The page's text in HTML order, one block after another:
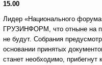
15.00
Лидер «Национального
ГРУЗИНФОРМ, что отныне на
не будут. Собрания
основании принятых
станет необходимо,